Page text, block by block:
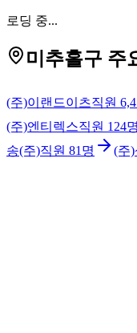
로딩 중...
미추홀구 주
(주)이랜드이츠직원
(주)엔티렉스직원 124명
송(주)직원 81 명 (주